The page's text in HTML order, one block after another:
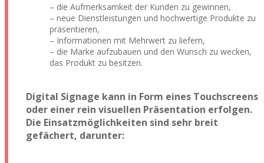
– die Aufmerksamkeit der Kunden zu gewinnen,
– neue Dienstleistungen und hochwertige Produkte zu
präsentieren,
– Informationen mit Mehrwert zu liefern,
– die Marke aufzubauen und den Wunsch zu wecken,
das Produkt zu besitzen.
Digital Signage kann in Form eines Touchscreens
oder einer rein visuellen Präsentation erfolgen.
Die Einsatzmöglichkeiten sind sehr breit
gefächert, darunter: